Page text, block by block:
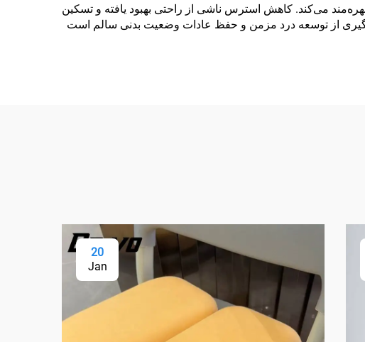
می‌کند. کاهش استرس ناشی از راحتی بهبود یافته و تسکین
از توسعه درد مزمن و حفظ عادات وضعیت بدنی سالم است
20
Jan